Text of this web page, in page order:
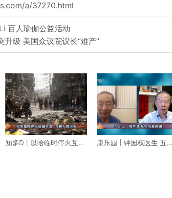
a/37270.html
百人瑜伽公益活动
升级 美国众议院议长“难产”
知多D | 以哈临时停火互换
康乐园 | 钟国权医生 五分